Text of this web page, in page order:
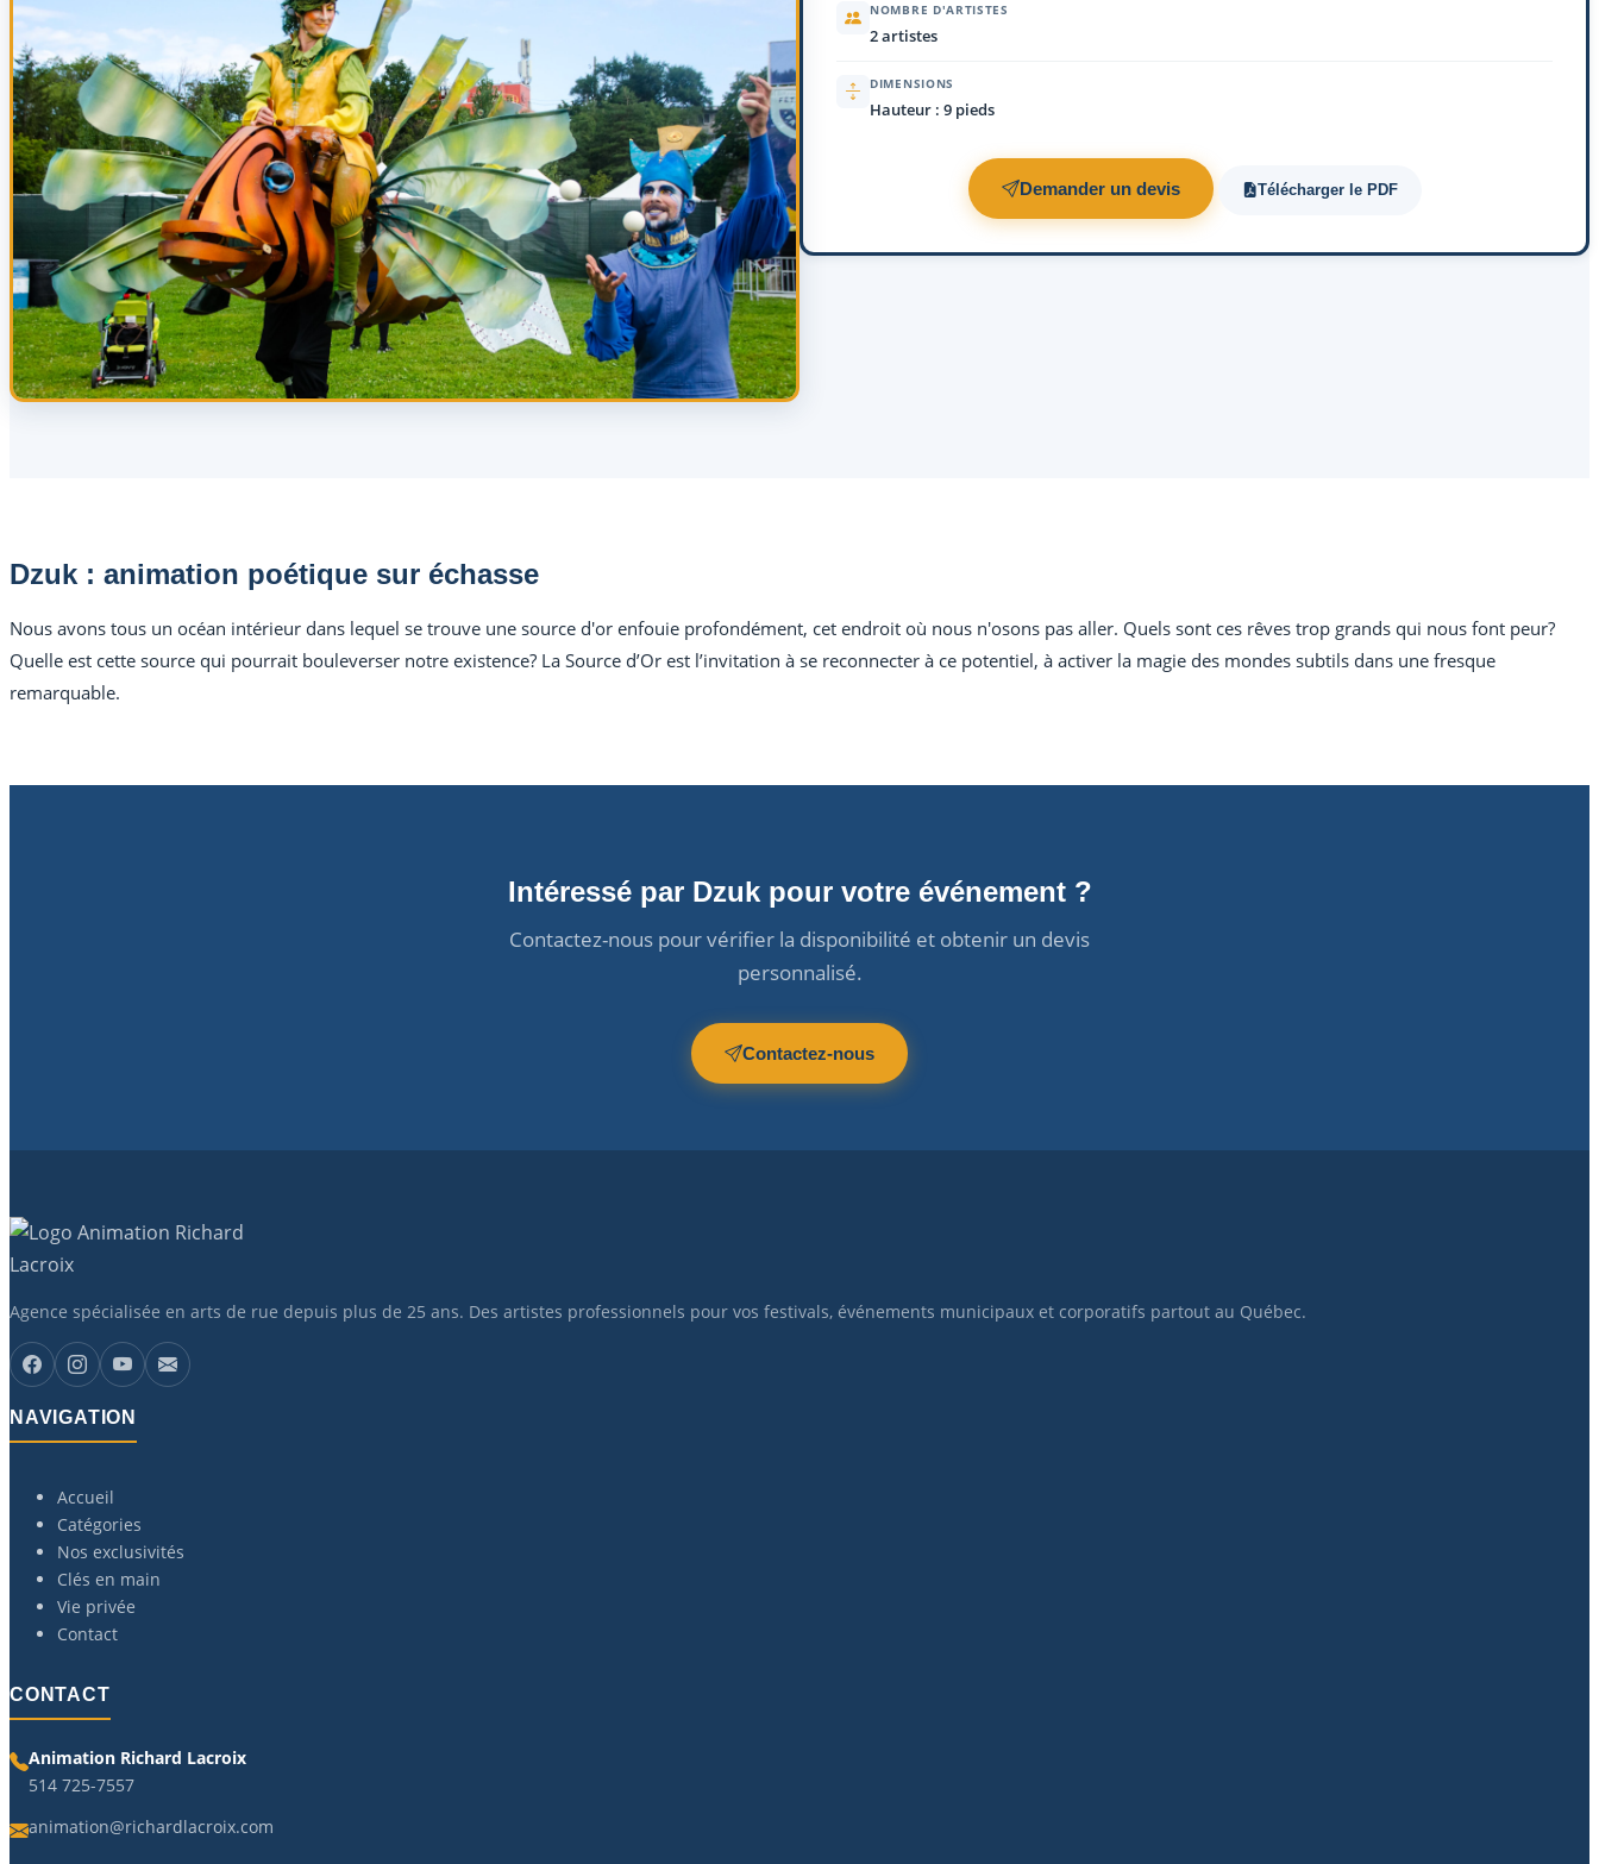
NOMBRE D'ARTISTES
2 artistes
DIMENSIONS
Hauteur : 9 pieds
Demander un devis Télécharger le PDF
Dzuk : animation poétique sur échasse
Nous avons tous un océan intérieur dans lequel se trouve une source d'or enfouie profondément, cet endroit où nous n'osons pas aller. Quels sont ces rêves trop grands qui nous font peur?
Quelle est cette source qui pourrait bouleverser notre existence? La Source d’Or est l’invitation à se reconnecter à ce potentiel, à activer la magie des mondes subtils dans une fresque
remarquable.
Intéressé par Dzuk pour votre événement ?
Contactez-nous pour vérifier la disponibilité et obtenir un devis
personnalisé.
Contactez-nous
Agence spécialisée en arts de rue depuis plus de 25 ans. Des artistes professionnels pour vos festivals, événements municipaux et corporatifs partout au Québec.
NAVIGATION
Accueil
Catégories
Nos exclusivités
Clés en main
Vie privée
Contact
CONTACT
Animation Richard Lacroix
514 725-7557
animation@richardlacroix.com